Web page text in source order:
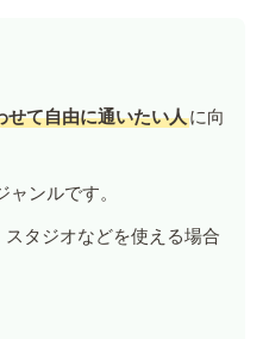
せて自由に通いたい人に向
ンルです。
タジオなどを使える場合